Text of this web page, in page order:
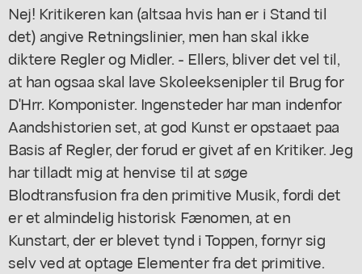
Nej! Kritikeren kan (altsaa hvis han er i Stand til
det) angive Retningslinier, men han skal ikke
diktere Regler og Midler. - Ellers, bliver det vel til,
at han ogsaa skal lave Skoleeksenipler til Brug for
D'Hrr. Komponister. Ingensteder har man indenfor
Aandshistorien set, at god Kunst er opstaaet paa
Basis af Regler, der forud er givet af en Kritiker. Jeg
har tilladt mig at henvise til at søge
Blodtransfusion fra den primitive Musik, fordi det
er et almindelig historisk Fænomen, at en
Kunstart, der er blevet tynd i Toppen, fornyr sig
selv ved at optage Elementer fra det primitive.